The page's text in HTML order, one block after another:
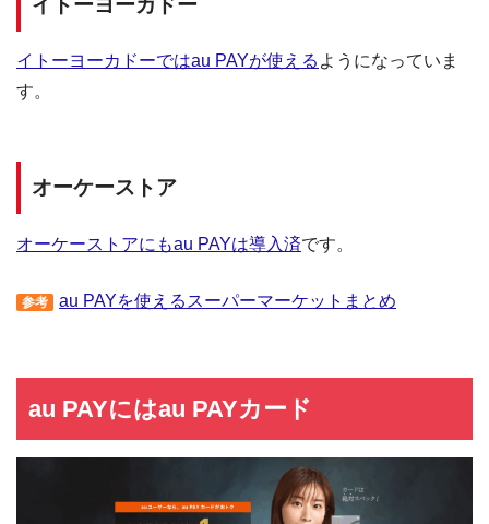
イトーヨーカドー
イトーヨーカドーではau PAYが使える ようになっていま
す。
オーケーストア
オーケーストアにもau PAYは導入済です。
参考 au PAYを使えるスーパーマーケットまとめ
au PAYにはau PAYカード